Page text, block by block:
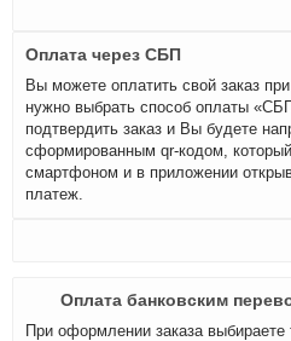
Оплата через СБП
Вы можете оплатить свой заказ
нужно выбрать способ оплаты
подтвердить заказ и Вы будете
сформированным qr-кодом,
смартфоном и в приложении
платеж.
Оплата банковским
При оформлении заказа выбираете